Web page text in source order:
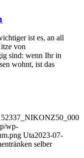
ist es, an all
von
sind: wenn Ihr in
wohnt, ist das
wp-
Uta2023-07-
selber